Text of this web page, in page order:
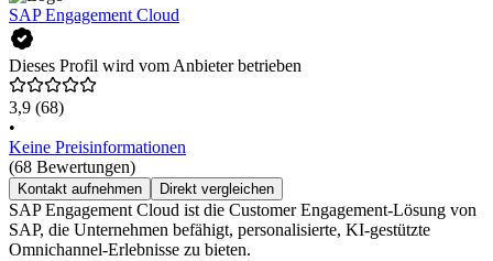
SAP Engagement Cloud
Dieses Profil wird vom Anbieter betrieben
3,9 (68)
•
Keine Preisinformationen
(68 Bewertungen)
Kontakt aufnehmen Direkt vergleichen
SAP Engagement Cloud ist die Customer Engagement-Lösung von
SAP, die Unternehmen befähigt, personalisierte, KI-gestützte
Omnichannel-Erlebnisse zu bieten.